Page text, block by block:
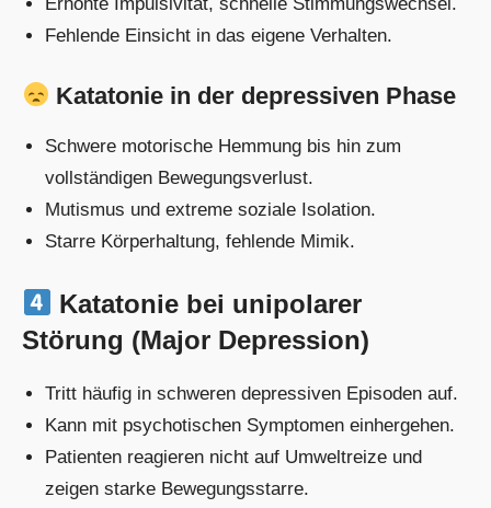
Fehlende Einsicht in das eigene Verhalten.
Katatonie in der depressiven Phase
Schwere motorische Hemmung bis hin zum
vollständigen Bewegungsverlust.
Mutismus und extreme soziale Isolation.
Starre Körperhaltung, fehlende Mimik.
Katatonie bei unipolarer
Störung (Major Depression)
Tritt häufig in schweren depressiven Episoden auf.
Kann mit psychotischen Symptomen einhergehen.
Patienten reagieren nicht auf Umweltreize und
zeigen starke Bewegungsstarre.